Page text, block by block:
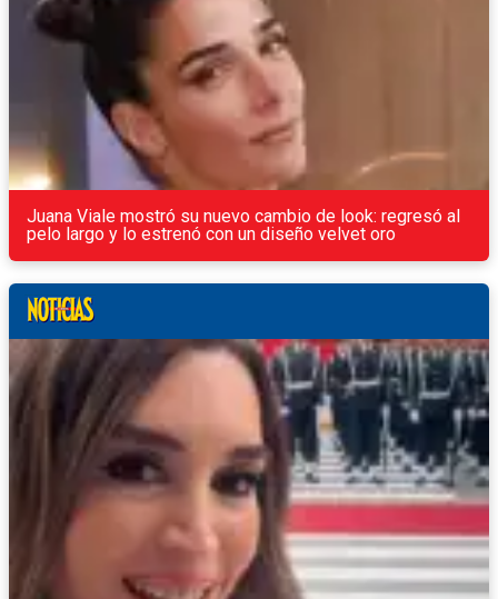
Juana Viale mostró su nuevo cambio de look: regresó al
pelo largo y lo estrenó con un diseño velvet oro